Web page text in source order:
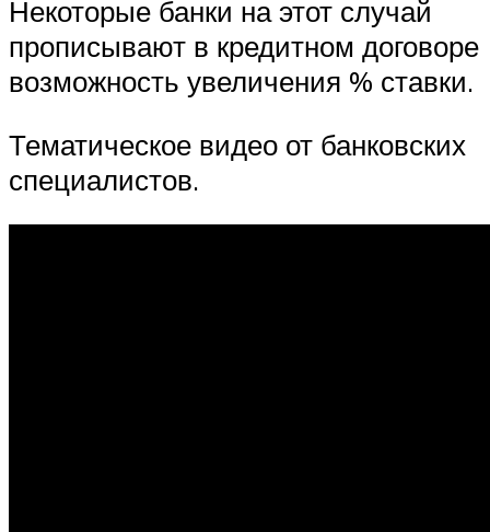
Некоторые банки на этот случай
прописывают в кредитном договоре
возможность увеличения % ставки.
Тематическое видео от банковских
специалистов.